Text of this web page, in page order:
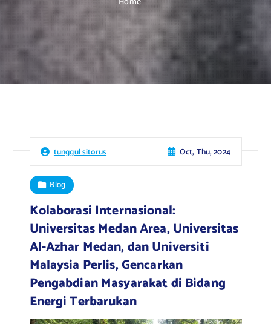
tunggul sitorus Oct, Thu, 2024
Blog
Kolaborasi Internasional:
Universitas Medan Area, Universitas
Al-Azhar Medan, dan Universiti
Malaysia Perlis, Gencarkan
Pengabdian Masyarakat di Bidang
Energi Terbarukan